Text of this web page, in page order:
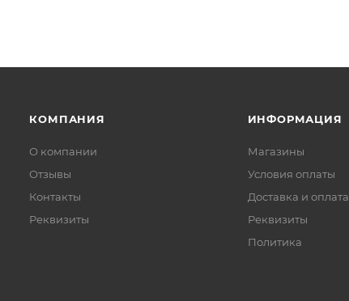
КОМПАНИЯ
О компании
Отзывы
Контакты
Реквизиты
ИНФОРМАЦИЯ
Магазины
Условия оплаты
Доставка и оплата
Реквизиты
Политика